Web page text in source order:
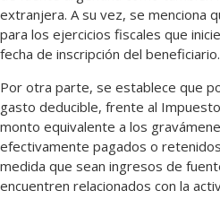
extranjera. A su vez, se menciona
para los ejercicios fiscales que
fecha de inscripción del beneficiario.
Por otra parte, se establece que
gasto deducible, frente al Impuesto
monto equivalente a los
efectivamente pagados o
medida que sean ingresos de
encuentren relacionados con la